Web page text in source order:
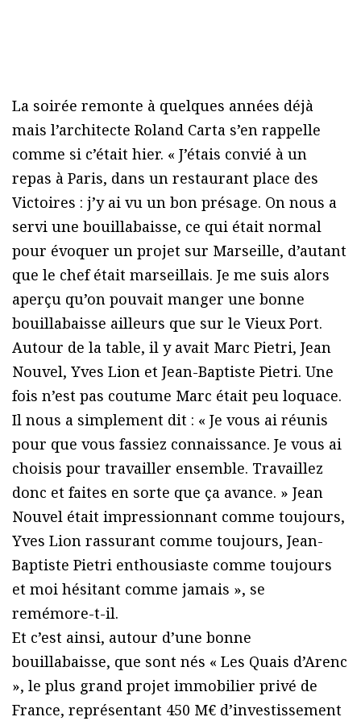
La soirée remonte à quelques années déjà
mais l’architecte Roland Carta s’en rappelle
comme si c’était hier. « J’étais convié à un
repas à Paris, dans un restaurant place des
Victoires : j’y ai vu un bon présage. On nous a
servi une bouillabaisse, ce qui était normal
pour évoquer un projet sur Marseille, d’autant
que le chef était marseillais. Je me suis alors
aperçu qu’on pouvait manger une bonne
bouillabaisse ailleurs que sur le Vieux Port.
Autour de la table, il y avait Marc Pietri, Jean
Nouvel, Yves Lion et Jean-Baptiste Pietri. Une
fois n’est pas coutume Marc était peu loquace.
Il nous a simplement dit : « Je vous ai réunis
pour que vous fassiez connaissance. Je vous ai
choisis pour travailler ensemble. Travaillez
donc et faites en sorte que ça avance. » Jean
Nouvel était impressionnant comme toujours,
Yves Lion rassurant comme toujours, Jean-
Baptiste Pietri enthousiaste comme toujours
et moi hésitant comme jamais », se
remémore-t-il.
Et c’est ainsi, autour d’une bonne
bouillabaisse, que sont nés « Les Quais d’Arenc
», le plus grand projet immobilier privé de
France, représentant 450 M€ d’investissement